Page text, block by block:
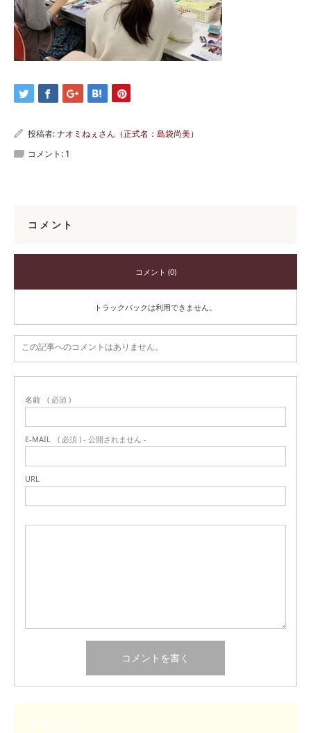
投稿者:ナオミねぇさん（正式名：島袋尚美）
コメント: 1
コメント
コメント (0)
トラックバックは利用できません。
この記事へのコメントはありません。
名前 ( 必須 )
E-MAIL ( 必須 ) - 公開されません -
URL